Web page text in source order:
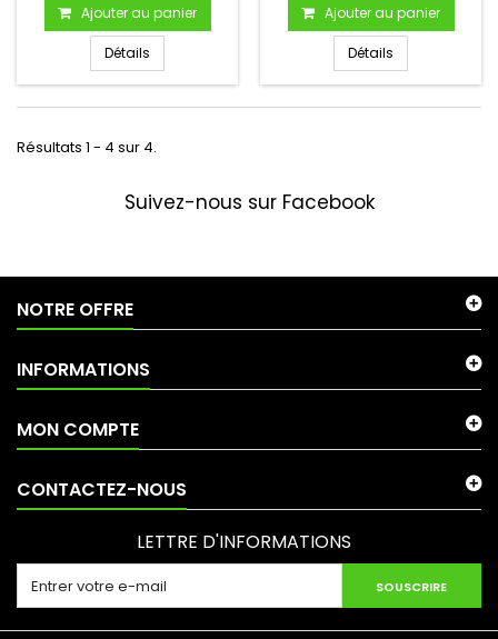
Ajouter au panier
Détails
Ajouter au panier
Détails
Résultats 1 - 4 sur 4.
Suivez-nous sur Facebook
NOTRE OFFRE
INFORMATIONS
MON COMPTE
CONTACTEZ-NOUS
LETTRE D'INFORMATIONS
SOUSCRIRE